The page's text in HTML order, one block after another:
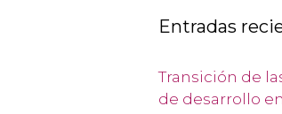
Entradas
Transición de
de desarrollo